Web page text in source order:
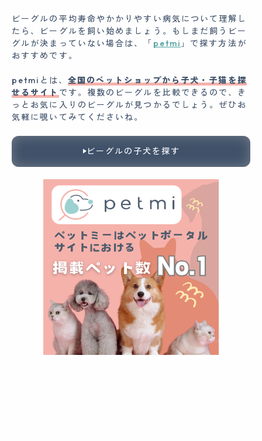
ビーグルの平均寿命やかかりやすい病気について理解し
たら、ビーグルを飼い始めましょう。もしまだ飼うビー
グルが決まっていない場合は、「 petmi 」で探す方法が
おすすめです。
petmiとは、 全国のペットショップから子犬・子猫を探
せるサイトです。複数のビーグルを比較できるので、き
っとお気に入りのビーグルが見つかるでしょう。ぜひお
気軽に覗いてみてくださいね。
ビーグルの子犬を探す